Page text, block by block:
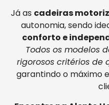
Já as cadeiras
autonomia, sendo
conforto e
Todos os modelos
rigorosos critérios
garantindo o máximo